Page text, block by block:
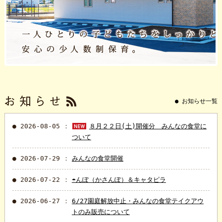
● お知らせ一覧
● 2026-08-05
８月２２日(土)開催分 みんなの食堂に
ついて
● 2026-07-29 みんなの食堂開催
● 2026-07-22 ☂んぽ（かさんぽ）＆キャタピラ
● 2026-06-27
6/27園庭解放中止・みんなの食堂テイクアウ
トのみ販売について